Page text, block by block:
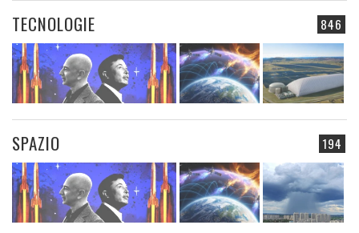
846
TECNOLOGIE
194
SPAZIO